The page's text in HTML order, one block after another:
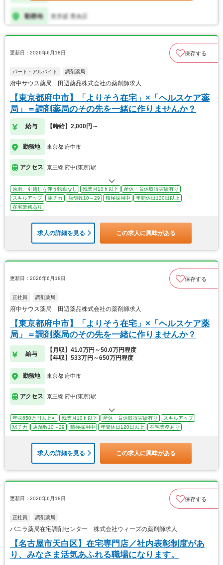
更新日：2026年6月18日 保存する
パート・アルバイト 調剤薬局
府中サウス薬局 田辺薬品株式会社の薬剤師求人
【東京都府中市】「よりそう在宅」×「ヘルスケア薬
局」＝調剤薬局のその先を一緒に作りませんか？
給与 【時給】2,000円～
勤務地 東京都 府中市
アクセス 京王線 府中(東京)駅
原則、引越しを伴う転勤なし 残業月10ｈ以下
産休・育休取得実績有り
スキルアップ
駅チカ 店舗数10～29 積極採用中
年間休日120日以上
在宅業務あり
求人の詳細を見る この求人に興味がある
更新日：2026年6月18日 保存する
正社員 調剤薬局
府中サウス薬局 田辺薬品株式会社の薬剤師求人
【東京都府中市】「よりそう在宅」×「ヘルスケア薬
局」＝調剤薬局のその先を一緒に作りませんか？
給与
【月収】41.0万円～50.0万円程度
【年収】533万円～650万円程度
勤務地 東京都 府中市
アクセス 京王線 府中(東京)駅
年収650万円以上可 残業月10ｈ以下 産休・育休取得実績有り
スキルアップ
駅チカ
店舗数10～29 積極採用中 年間休日120日以上 在宅業務あり
求人の詳細を見る この求人に興味がある
更新日：2026年6月18日 保存する
正社員 調剤薬局
バニラ薬局在宅調剤センター 株式会社ウィーズの薬剤師求人
【名古屋市天白区】在宅専門店／社内表彰制度があ
り、みなさま活気あふれる職場になります。